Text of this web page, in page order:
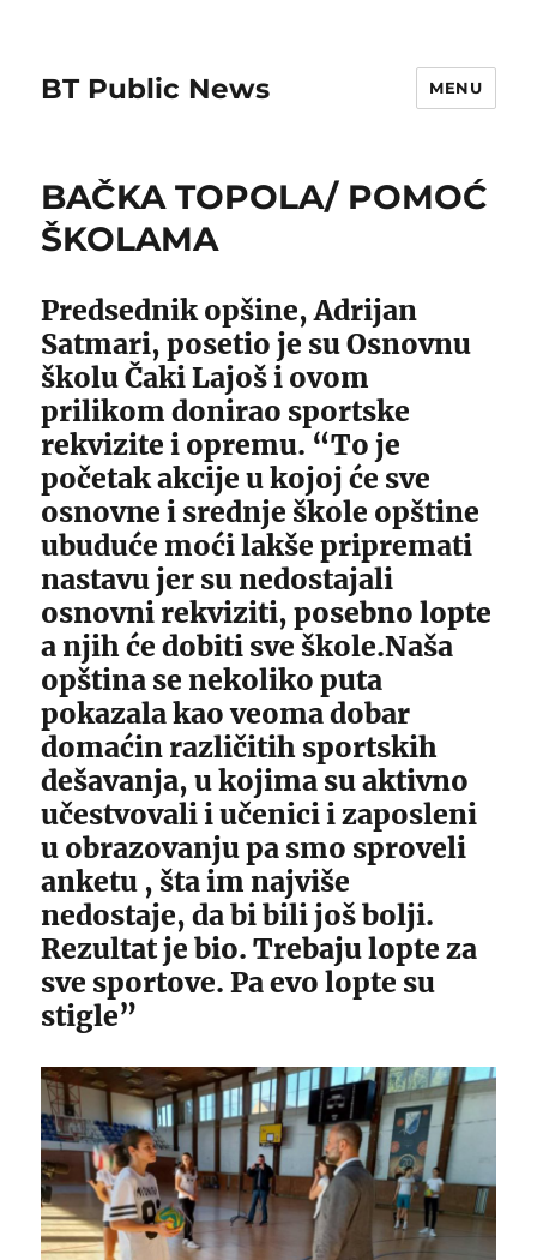
BT Public News MENU
BAČKA TOPOLA/ POMOĆ
ŠKOLAMA
Predsednik opšine, Adrijan
Satmari, posetio je su Osnovnu
školu Čaki Lajoš i ovom
prilikom donirao sportske
rekvizite i opremu. “To je
početak akcije u kojoj će sve
osnovne i srednje škole opštine
ubuduće moći lakše pripremati
nastavu jer su nedostajali
osnovni rekviziti, posebno lopte
a njih će dobiti sve škole.Naša
opština se nekoliko puta
pokazala kao veoma dobar
domaćin različitih sportskih
dešavanja, u kojima su aktivno
učestvovali i učenici i zaposleni
u obrazovanju pa smo sproveli
anketu , šta im najviše
nedostaje, da bi bili još bolji.
Rezultat je bio. Trebaju lopte za
sve sportove. Pa evo lopte su
stigle”